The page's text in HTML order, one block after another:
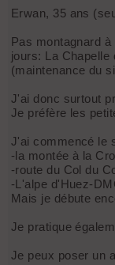
Erwan, 35 ans
Pas montagnard
jours: La
(maintenance du
J'ai donc surtout
Je préfère les
J'ai commencé le
-la montée à la
-route du Col du
-L'alpe d'Huez-
Mais je débute
Je pratique
Je peux poser un